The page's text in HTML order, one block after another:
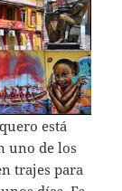
está
uno de los
trajes para